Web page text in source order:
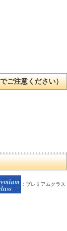
ご注意ください）
：プレミアムクラス